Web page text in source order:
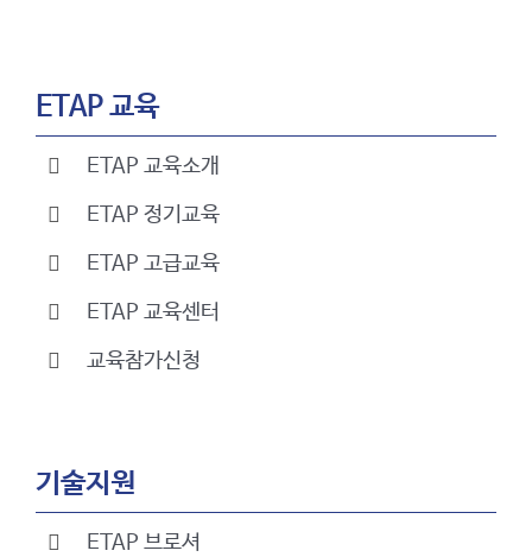
ETAP 교육
ETAP 교육소개
ETAP 정기교육
ETAP 고급교육
ETAP 교육센터
교육참가신청
기술지원
ETAP 브로셔